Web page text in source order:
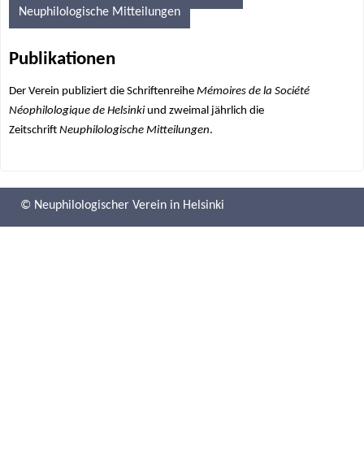
a
r
e
e
Neuphilologische Mitteilungen
Publikationen
Der Verein publiziert die Schriftenreihe Mémoires de la Société
Néophilologique de Helsinki und zweimal jährlich die
Zeitschrift Neuphilologische Mitteilungen.
© Neuphilologischer Verein in Helsinki